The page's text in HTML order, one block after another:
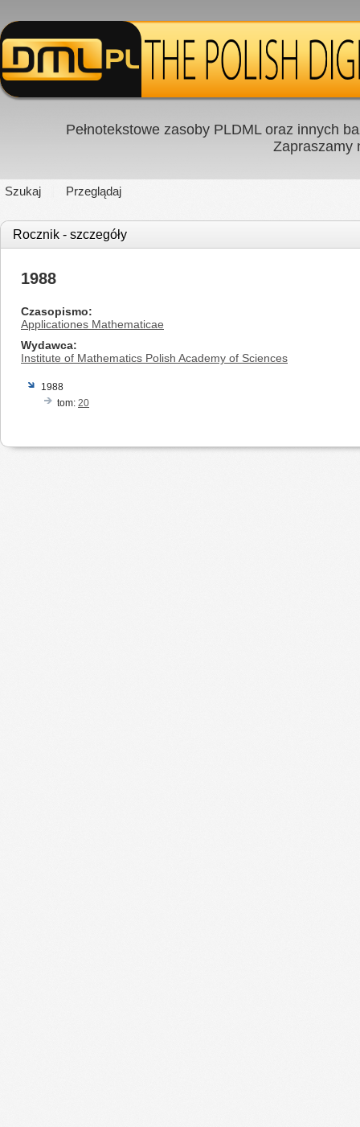
Pełnotekstowe zasoby PLDML oraz innych
Zapraszamy
Szukaj Przeglądaj
Rocznik - szczegóły
1988
Czasopismo
Applicationes Mathematicae
Wydawca
Institute of Mathematics Polish Academy of Sciences
1988
tom: 20